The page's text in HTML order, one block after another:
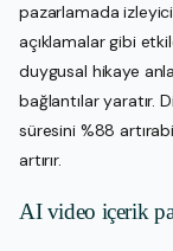
pazarlamada
açıklamalar gibi
duygusal hikaye
bağlantılar yaratır.
süresini %88
artırır.
AI video içerik